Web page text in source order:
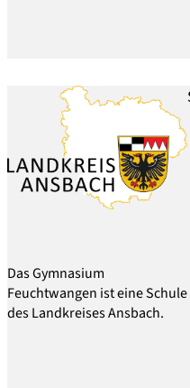
Das Gymnasium
Feuchtwangen ist eine Schule
des Landkreises Ansbach.